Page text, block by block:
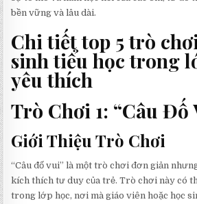
bền vững và lâu dài.
Chi tiết top 5 trò
sinh tiểu học trong
yêu thích
Trò Chơi 1: “Câu Đố
Giới Thiệu Trò Chơi
“Câu đố vui” là một trò chơi đơn giản
kích thích tư duy của trẻ. Trò chơi này có
trong lớp học, nơi mà giáo viên hoặc học